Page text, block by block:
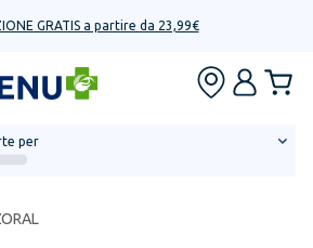
GRATIS a partire da 23,99€
per